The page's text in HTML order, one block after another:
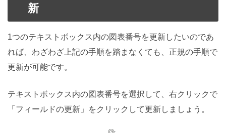
新
1つのテキストボックス内の図表番号を更新したいのであ
れば、わざわざ上記の手順を踏まなくても、正規の手順で
更新が可能です。
テキストボックス内の図表番号を選択して、右クリックで
「フィールドの更新」をクリックして更新しましょう。